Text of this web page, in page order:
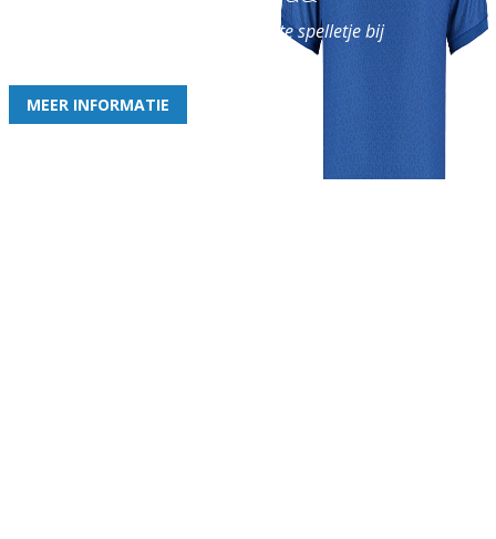
en geniet iedere week van het leukste spelletje bij
MEER INFORMATIE